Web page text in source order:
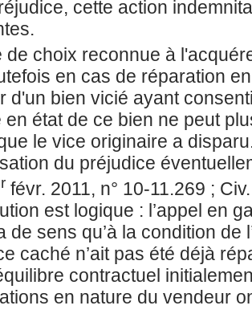
cette action
de choix reconnue à
en cas de réparation
d'un bien vicié ayant
en état de ce bien ne peut
le vice originaire a
du préjudice
févr. 2011, n° 10-11.269 ;
est logique : l’appel en
de sens qu’à la condition
caché n’ait pas été déjà
contractuel
en nature du vendeur